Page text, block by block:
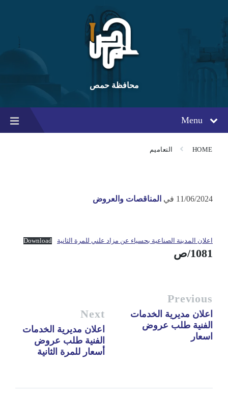
content
main
navigation
footer
محافظة حمص
Menu
HOME التعاميم
11/06/2024 في المناقصات والعروض
اعلان المدينة الصناعية بحسياء عن مزاد علني للمرة الثانية Download
1081/ص
Previous
اعلان مديرية الخدمات
الفنية طلب عروض
اسعار
Next
اعلان مديرية الخدمات
الفنية طلب عروض
أسعار للمرة الثانية